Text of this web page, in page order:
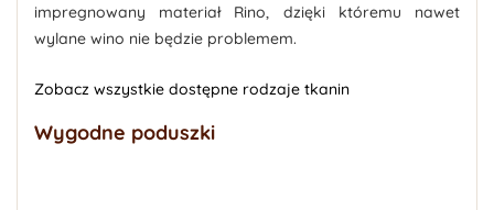
impregnowany materiał Rino, dzięki któremu nawet
wylane wino nie będzie problemem.
Zobacz wszystkie dostępne rodzaje tkanin
Wygodne poduszki